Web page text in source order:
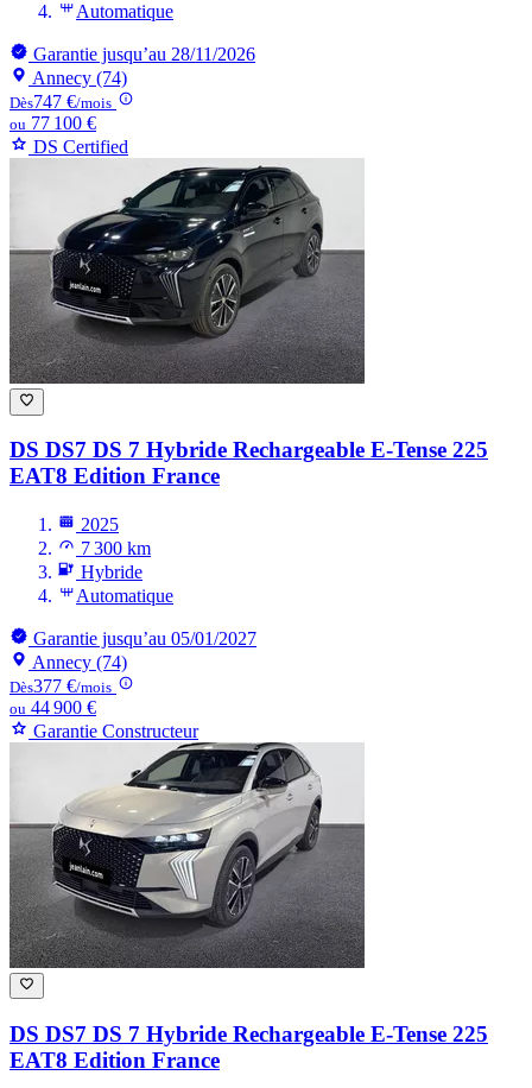
Automatique
Garantie jusqu’au 28/11/2026
Annecy (74)
Dès747 €/mois
ou 77 100 €
DS Certified
DS DS7 DS 7 Hybride Rechargeable E-Tense 225
EAT8 Edition France
2025
7 300 km
Hybride
Automatique
Garantie jusqu’au 05/01/2027
Annecy (74)
Dès377 €/mois
ou 44 900 €
Garantie Constructeur
DS DS7 DS 7 Hybride Rechargeable E-Tense 225
EAT8 Edition France